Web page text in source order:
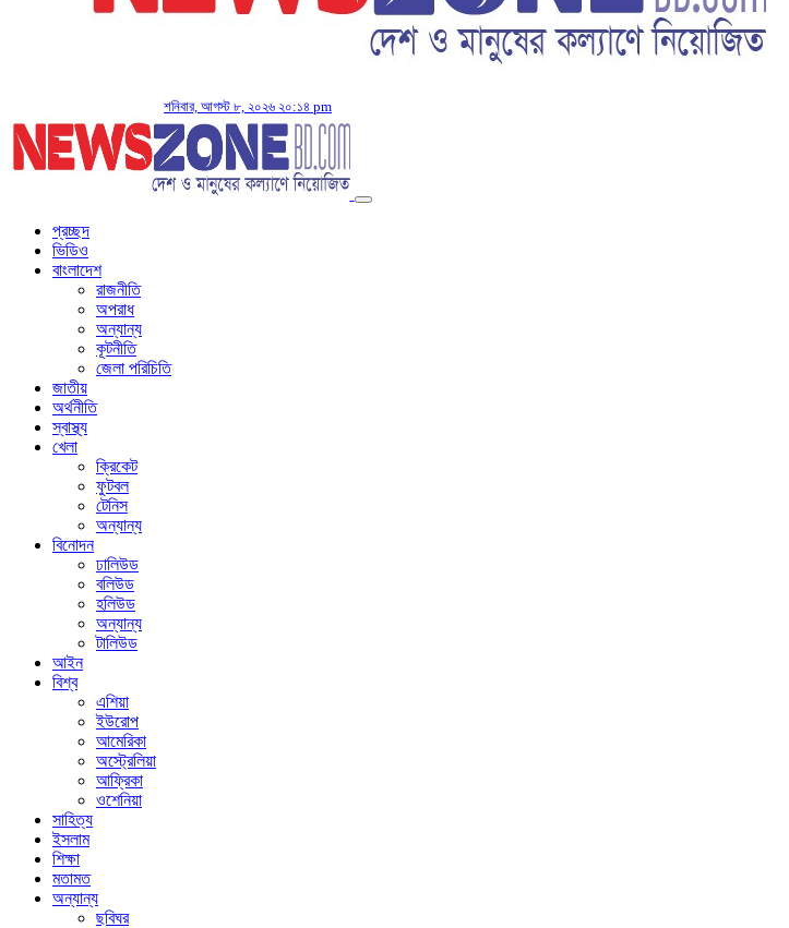
শনিবার, আগস্ট ৮, ২০২৬ ২০:১৪ pm
প্রচ্ছদ
ভিডিও
বাংলাদেশ
রাজনীতি
অপরাধ
অন্যান্য
কূটনীতি
জেলা পরিচিতি
জাতীয়
অর্থনীতি
স্বাস্থ্য
খেলা
ক্রিকেট
ফুটবল
টেনিস
অন্যান্য
বিনোদন
ঢালিউড
বলিউড
হলিউড
অন্যান্য
টালিউড
আইন
বিশ্ব
এশিয়া
ইউরোপ
আমেরিকা
অস্ট্রেলিয়া
আফ্রিকা
ওশেনিয়া
সাহিত্য
ইসলাম
শিক্ষা
মতামত
অন্যান্য
ছবিঘর